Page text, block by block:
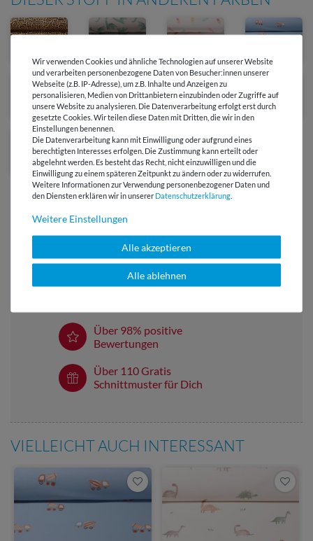
Versandkostenfrei ab 60 € -
Lieferung mit DHL
E-Mail Kundenservice
Über 98% positive
Bewertungen
Über 110 Gratis
Schnittmuster für Dich
VIELLEICHT AUCH INTERESSANT
Wir verwenden Cookies und ähnliche Technologien auf unserer Website
und verarbeiten personenbezogene Daten von Besucher:innen unserer
Webseite (z.B. IP-Adresse), um z.B. Inhalte und Anzeigen zu
personalisieren, Medien von Drittanbietern einzubinden oder Zugriffe auf
unsere Website zu analysieren. Die Datenverarbeitung erfolgt erst durch
gesetzte Cookies. Wir teilen diese Daten mit Dritten, die wir in den
Einstellungen benennen.
Die Datenverarbeitung kann mit Einwilligung oder aufgrund eines
berechtigten Interesses erfolgen. Die Zustimmung kann erteilt oder
abgelehnt werden. Es besteht das Recht, nicht einzuwilligen und die
Einwilligung zu einem späteren Zeitpunkt zu ändern oder zu widerrufen.
Weitere Informationen zur Verwendung personenbezogener Daten und
den Diensten erklären wir in unserer Daten­schutz­erklärung
Weitere Einstellungen
Alle akzeptieren
Alle ablehnen